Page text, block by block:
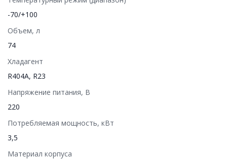
-70/+100
Объем, л
74
Хладагент
R404A, R23
Напряжение питания, В
220
Потребляемая мощность, кВт
3,5
Материал корпуса